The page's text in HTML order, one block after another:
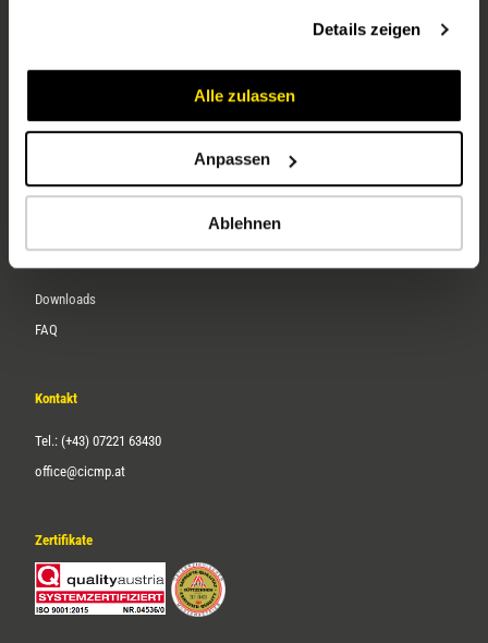
Details zeigen
Alle zulassen
Anpassen
Ablehnen
Karriere
Downloads
FAQ
Kontakt
Tel.: (+43) 07221 63430
office@cicmp.at
Zertifikate